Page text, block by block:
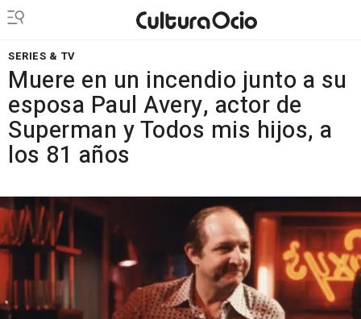
SERIES & TV
Muere en un incendio junto a su
esposa Paul Avery, actor de
Superman y Todos mis hijos, a
los 81 años